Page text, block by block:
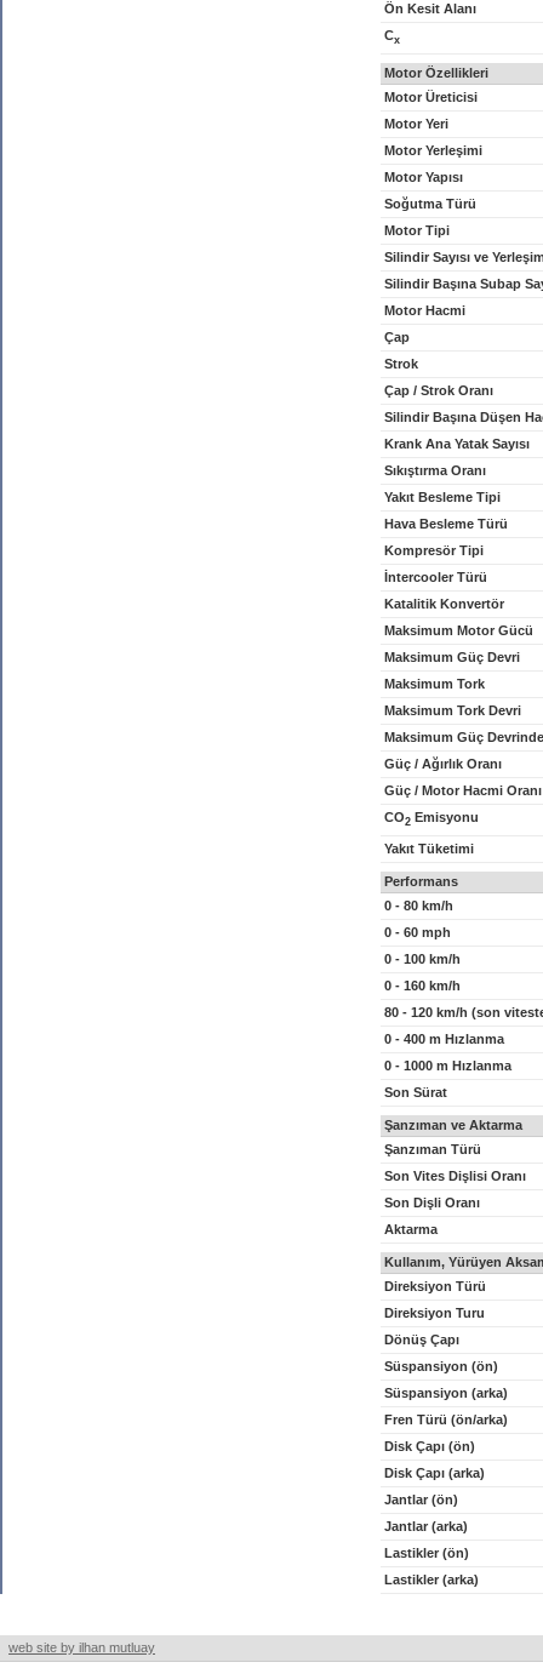
Ön Kesit Alanı
Cx
Motor Özellikleri
Motor Üreticisi
Motor Yeri
Motor Yerleşimi
Motor Yapısı
Soğutma Türü
Motor Tipi
Silindir Sayısı ve
Silindir Başına Subap
Motor Hacmi
Çap
Strok
Çap / Strok Oranı
Silindir Başına Düşen
Krank Ana Yatak Sayısı
Sıkıştırma Oranı
Yakıt Besleme Tipi
Hava Besleme Türü
Kompresör Tipi
İntercooler Türü
Katalitik Konvertör
Maksimum Motor Gücü
Maksimum Güç Devri
Maksimum Tork
Maksimum Tork Devri
Maksimum Güç
Güç / Ağırlık Oranı
Güç / Motor Hacmi Oranı
CO2 Emisyonu
Yakıt Tüketimi
Performans
0 - 80 km/h
0 - 60 mph
0 - 100 km/h
0 - 160 km/h
80 - 120 km/h (son
0 - 400 m Hızlanma
0 - 1000 m Hızlanma
Son Sürat
Şanzıman ve Aktarma
Şanzıman Türü
Son Vites Dişlisi Oranı
Son Dişli Oranı
Aktarma
Kullanım, Yürüyen
Direksiyon Türü
Direksiyon Turu
Dönüş Çapı
Süspansiyon (ön)
Süspansiyon (arka)
Fren Türü (ön/arka)
Disk Çapı (ön)
Disk Çapı (arka)
Jantlar (ön)
Jantlar (arka)
Lastikler (ön)
Lastikler (arka)
web site by ilhan mutluay